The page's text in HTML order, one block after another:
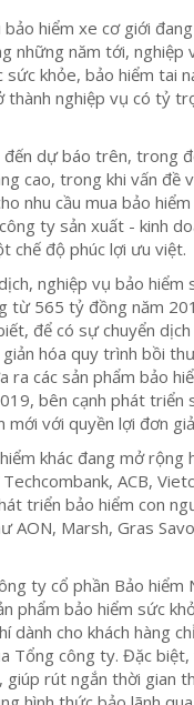
bảo hiểm xe cơ giới
những năm tới, nghiệp
sức khỏe, bảo hiểm tai
thành nghiệp vụ có tỷ
đến dự báo trên, trong
cao, trong khi vấn đề
nhu cầu mua bảo
ty sản xuất - kinh
chế độ phúc lợi ưu việt.
nghiệp vụ bảo
từ 565 tỷ đồng năm
để có sự chuyển
hóa quy trình bồi
ra các sản phẩm bảo
bên cạnh phát
mới với quyền lợi đơn
khác đang mở
ACB,
triển bảo hiểm con
AON, Marsh, Gras
ty cổ phần Bảo
phẩm bảo hiểm sức
dành cho khách hàng
Tổng công ty. Đặc
giúp rút ngắn thời gian